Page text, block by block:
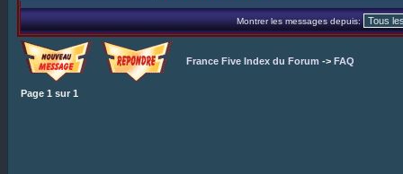
Montrer les messages depuis:
France Five Index du Forum -> FAQ
Page 1 sur 1